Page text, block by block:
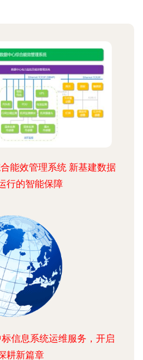
能效管理系统 新基建数据
行的智能保障
信息系统运维服务，开启
耕新篇章